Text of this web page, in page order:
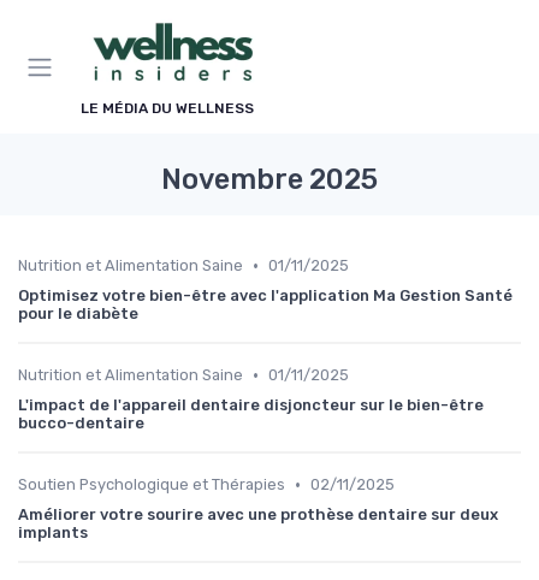
LE MÉDIA DU WELLNESS
Novembre 2025
Nutrition et Alimentation Saine • 01/11/2025
Optimisez votre bien-être avec l'application Ma Gestion Santé
pour le diabète
Nutrition et Alimentation Saine • 01/11/2025
L'impact de l'appareil dentaire disjoncteur sur le bien-être
bucco-dentaire
Soutien Psychologique et Thérapies • 02/11/2025
Améliorer votre sourire avec une prothèse dentaire sur deux
implants